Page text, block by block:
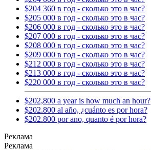
$204 360 в год - сколько это в час?
$205 000 в год - сколько это в час?
$206 000 в год - сколько это в час?
$207 000 в год - сколько это в час?
$208 000 в год - сколько это в час?
$209 000 в год - сколько это в час?
$212 000 в год - сколько это в час?
$213 000 в год - сколько это в час?
$220 000 в год - сколько это в час?
$202,800 a year is how much an hour?
$202.800 al año, ¿cuánto es por hora?
$202.800 por ano, quanto é por hora?